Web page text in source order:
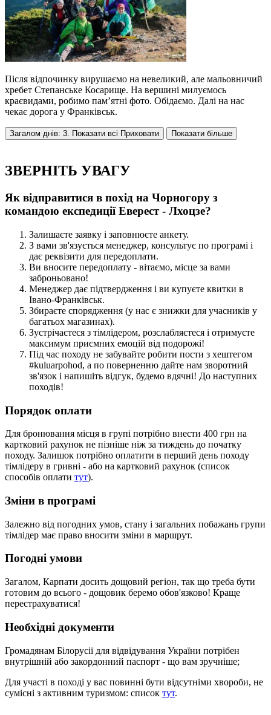
Після відпочинку вирушаємо на невеликий, але мальовничий
хребет Степанське Косарище. На вершині милуємось
краєвидами, робимо пам’ятні фото. Обідаємо. Далі на нас
чекає дорога у Франківськ.
Загалом днів: 3. Показати всі Приховати Показати більше
ЗВЕРНІТЬ УВАГУ
Як відправитися в похід на Чорногору з
командою експедиції Еверест - Лхоцзе?
Залишаєте заявку і заповнюєте анкету.
З вами зв'язується менеджер, консультує по програмі і
дає реквізити для передоплати.
Ви вносите передоплату - вітаємо, місце за вами
заброньовано!
Менеджер дає підтвердження і ви купуєте квитки в
Івано-Франківськ.
Збираєте спорядження (у нас є знижки для учасників у
багатьох магазинах).
Зустрічаєтеся з тімлідером, розслабляєтеся і отримуєте
максимум приємних емоцій від подорожі!
Під час походу не забувайте робити пости з хештегом
#kuluarpohod, а по поверненню дайте нам зворотний
зв'язок і напишіть відгук, будемо вдячні! До наступних
походів!
Порядок оплати
Для бронювання місця в групі потрібно внести 400 грн на
картковий рахунок не пізніше ніж за тиждень до початку
походу. Залишок потрібно оплатити в перший день походу
тімлідеру в гривні - або на картковий рахунок (список
способів оплати тут).
Зміни в програмі
Залежно від погодних умов, стану і загальних побажань групи
тімлідер має право вносити зміни в маршрут.
Погодні умови
Загалом, Карпати досить дощовий регіон, так що треба бути
готовим до всього - дощовик беремо обов'язково! Краще
перестрахуватися!
Необхідні документи
Громадянам Білорусії для відвідування України потрібен
внутрішній або закордонний паспорт - що вам зручніше;
Для участі в поході у вас повинні бути відсутніми хвороби, не
сумісні з активним туризмом: список тут.